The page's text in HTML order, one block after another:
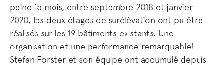
peine 15 mois, entre septembre 2018 et janvier
2020, les deux étages de surélévation ont pu être
réalisés sur les 19 bâtiments existants. Une
organisation et une performance remarquable!
Stefan Forster et son équipe ont accumulé depuis